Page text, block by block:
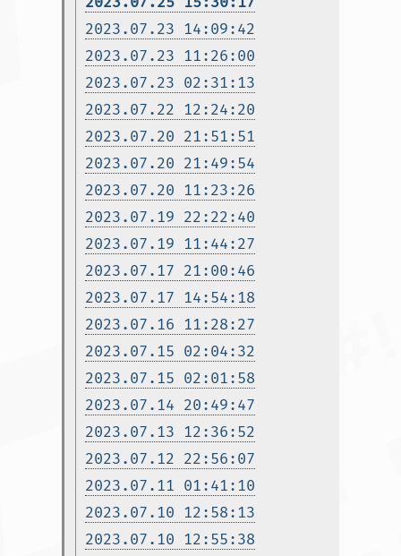
2023.07.23 14:09:42
2023.07.23 11:26:00
2023.07.23 02:31:13
2023.07.22 12:24:20
2023.07.20 21:51:51
2023.07.20 21:49:54
2023.07.20 11:23:26
2023.07.19 22:22:40
2023.07.19 11:44:27
2023.07.17 21:00:46
2023.07.17 14:54:18
2023.07.16 11:28:27
2023.07.15 02:04:32
2023.07.15 02:01:58
2023.07.14 20:49:47
2023.07.13 12:36:52
2023.07.12 22:56:07
2023.07.11 01:41:10
2023.07.10 12:58:13
2023.07.10 12:55:38